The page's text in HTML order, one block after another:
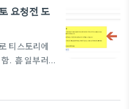
이버 서치
께 당신의 웹
어가 웹마스
신의 소유임
요청전 도
티스토리에
. 흠 일부러
하고 검토 요
여기에 blog.